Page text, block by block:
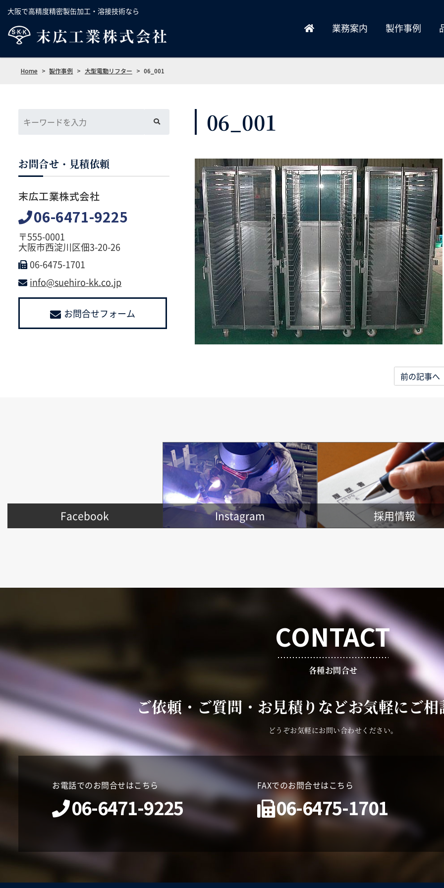
大阪で高精度精密製缶加工・溶接技術なら
業務案内 製作事例
Home > 製作事例 > 大型電動リフター > 06_001
06_001
前の記事へ
お問合せ・見積依頼
末広工業株式会社
06-6471-9225
〒555-0001
大阪市西淀川区佃3-20-26
06-6475-1701
info@suehiro-kk.co.jp
お問合せフォーム
Facebook Instagram 採用情報
CONTACT
各種お問合せ
ご依頼・ご質問・お見積りなどお気軽にご
どうぞお気軽にお問い合わせください。
お電話でのお問合せはこちら
06-6471-9225
FAXでのお問合せはこちら
06-6475-1701